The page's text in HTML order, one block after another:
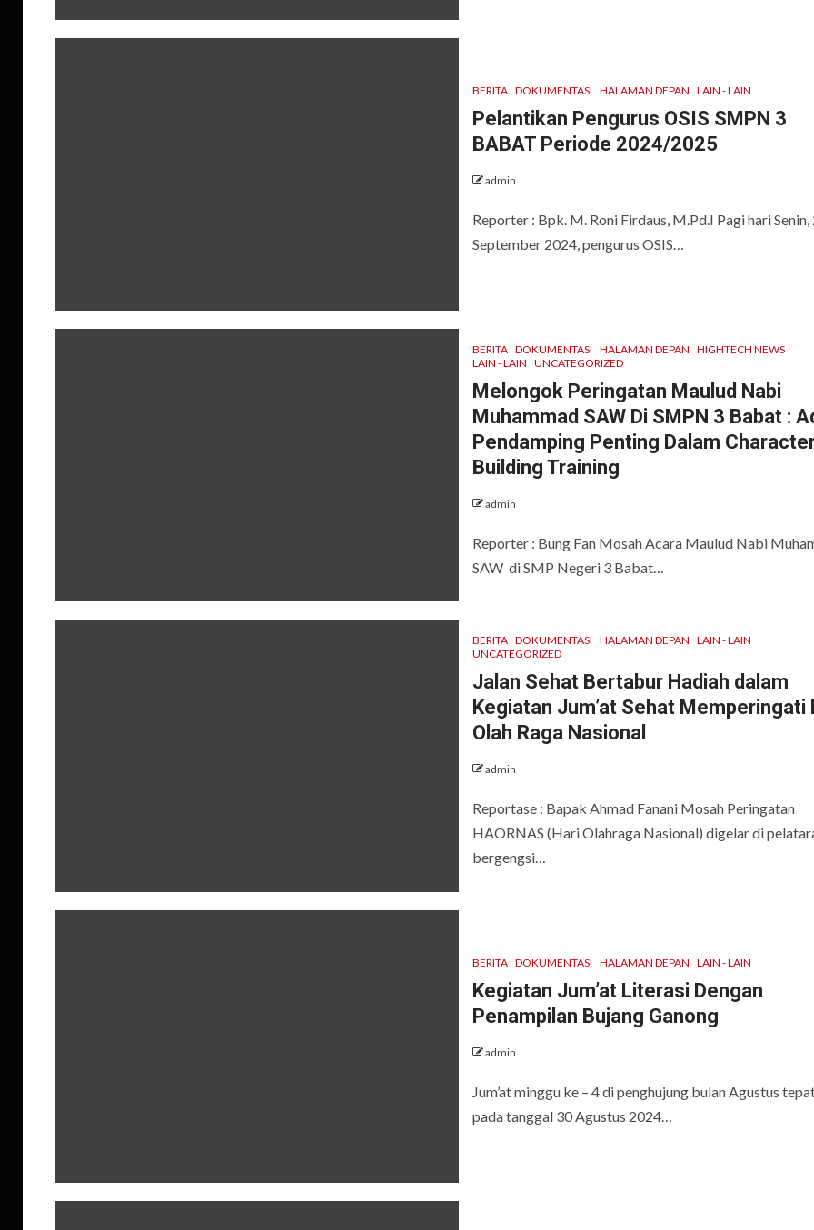
BERITA DOKUMENTASI HALAMAN DEPAN LAIN - LAIN
Pelantikan Pengurus OSIS SMPN 3
BABAT Periode 2024/2025
admin
Reporter : Bpk. M. Roni Firdaus, M.Pd.I Pagi hari Senin,
September 2024, pengurus OSIS…
BERITA DOKUMENTASI HALAMAN DEPAN HIGHTECH NEWS
LAIN - LAIN UNCATEGORIZED
Melongok Peringatan Maulud Nabi
Muhammad SAW Di SMPN 3 Babat :
Pendamping Penting Dalam
Building Training
admin
Reporter : Bung Fan Mosah Acara Maulud Nabi
SAW di SMP Negeri 3 Babat…
BERITA DOKUMENTASI HALAMAN DEPAN LAIN - LAIN
UNCATEGORIZED
Jalan Sehat Bertabur Hadiah dalam
Kegiatan Jum’at Sehat Memperingati
Olah Raga Nasional
admin
Reportase : Bapak Ahmad Fanani Mosah Peringatan
HAORNAS (Hari Olahraga Nasional) digelar di
bergengsi…
BERITA DOKUMENTASI HALAMAN DEPAN LAIN - LAIN
Kegiatan Jum’at Literasi Dengan
Penampilan Bujang Ganong
admin
Jum’at minggu ke – 4 di penghujung bulan Agustus
pada tanggal 30 Agustus 2024…